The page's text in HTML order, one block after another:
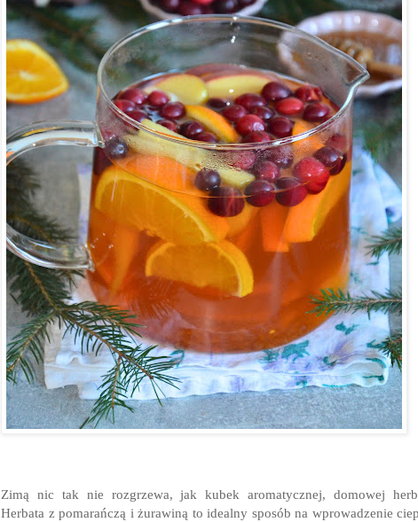
Zimą nic tak nie rozgrzewa, jak kubek aromatycznej, domowej
Herbata z pomarańczą i żurawiną to idealny sposób na wprowadzenie